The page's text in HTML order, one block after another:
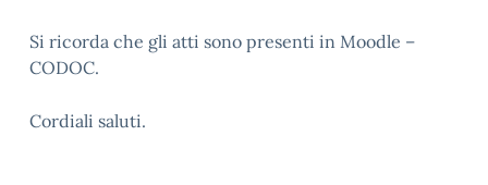
Si ricorda che gli atti sono presenti in Moodle –
CODOC.
Cordiali saluti.